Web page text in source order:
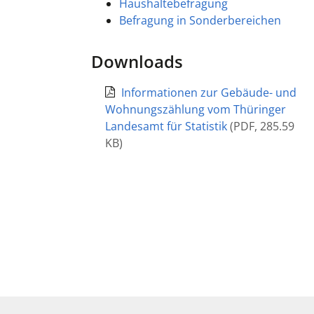
Haushaltebefragung
Befragung in Sonderbereichen
Downloads
Informationen zur Gebäude- und
Wohnungszählung vom Thüringer
Landesamt für Statistik(PDF, 285.59
KB)